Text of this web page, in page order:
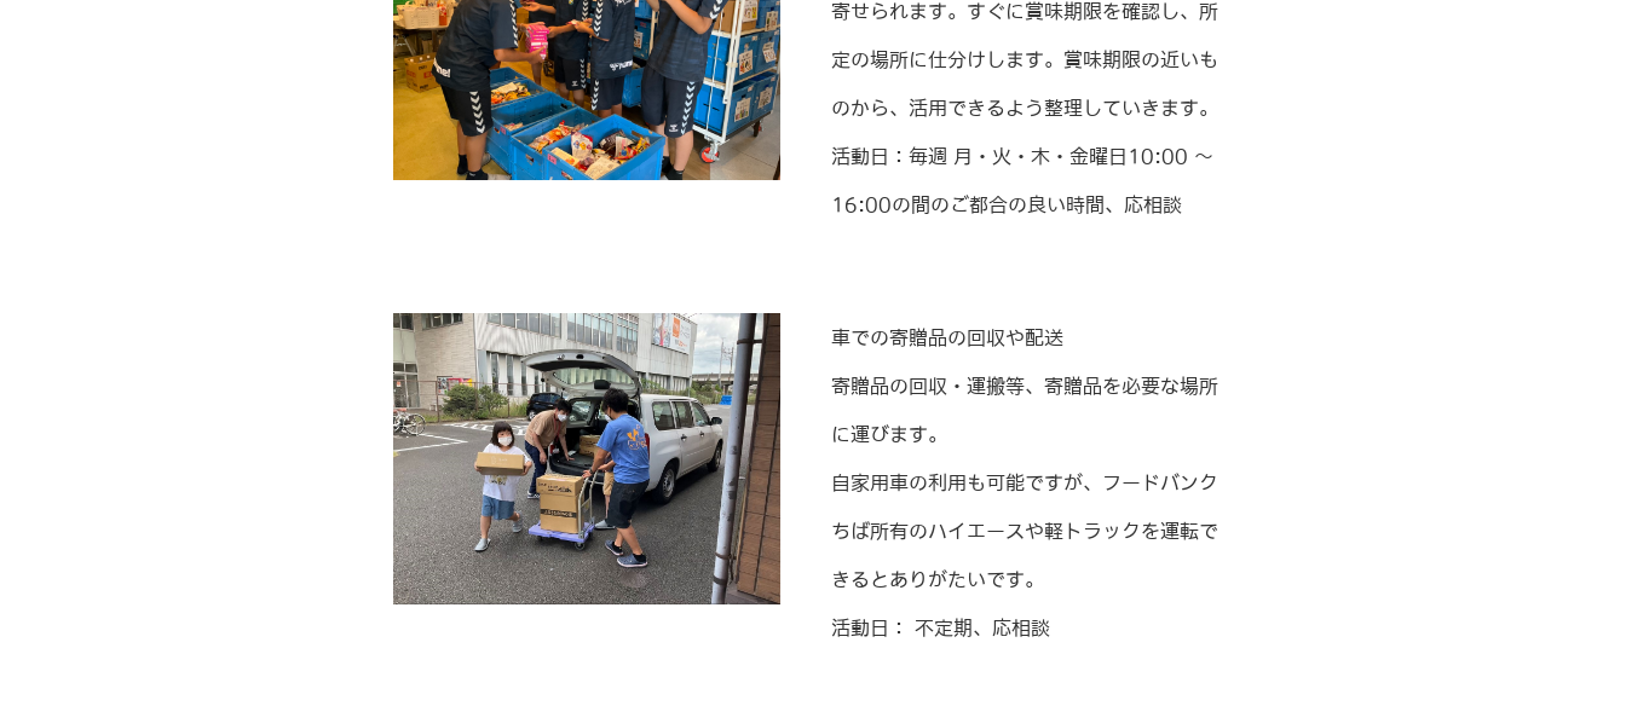
寄せられます。すぐに賞味期限を確認し、所
定の場所に仕分けします。賞味期限の近いも
のから、活用できるよう整理していきます。
活動日：毎週 月・火・木・金曜日10:00 〜
16:00の間のご都合の良い時間、応相談
車での寄贈品の回収や配送
寄贈品の回収・運搬等、寄贈品を必要な場所
に運びます。
自家用車の利用も可能ですが、フードバンク
ちば所有のハイエースや軽トラックを運転で
きるとありがたいです。
活動日： 不定期、応相談